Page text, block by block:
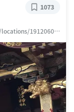
19120603
1073